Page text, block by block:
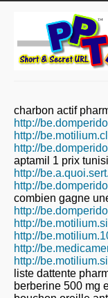
charbon actif
http://
http://
http://
aptamil 1 prix
http://
http://
combien gagne
http://
http://
http://
http://
http://
liste dattente
berberine 500 mg